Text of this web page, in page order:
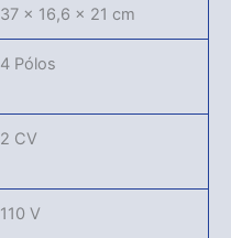
37 × 16,6 × 21 cm
4 Pólos
2 CV
110 V